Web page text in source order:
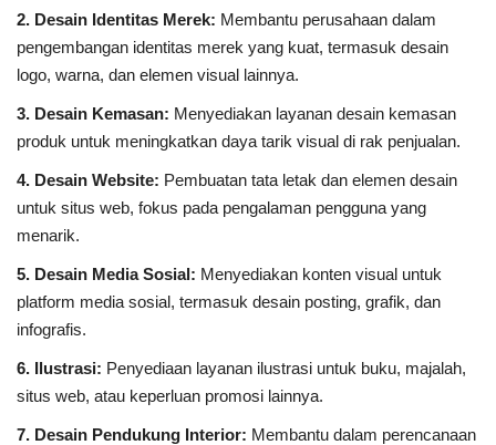
2. Desain Identitas Merek: Membantu perusahaan dalam
pengembangan identitas merek yang kuat, termasuk desain
logo, warna, dan elemen visual lainnya.
3. Desain Kemasan: Menyediakan layanan desain kemasan
produk untuk meningkatkan daya tarik visual di rak penjualan.
4. Desain Website: Pembuatan tata letak dan elemen desain
untuk situs web, fokus pada pengalaman pengguna yang
menarik.
5. Desain Media Sosial: Menyediakan konten visual untuk
platform media sosial, termasuk desain posting, grafik, dan
infografis.
6. Ilustrasi: Penyediaan layanan ilustrasi untuk buku, majalah,
situs web, atau keperluan promosi lainnya.
7. Desain Pendukung Interior: Membantu dalam perencanaan